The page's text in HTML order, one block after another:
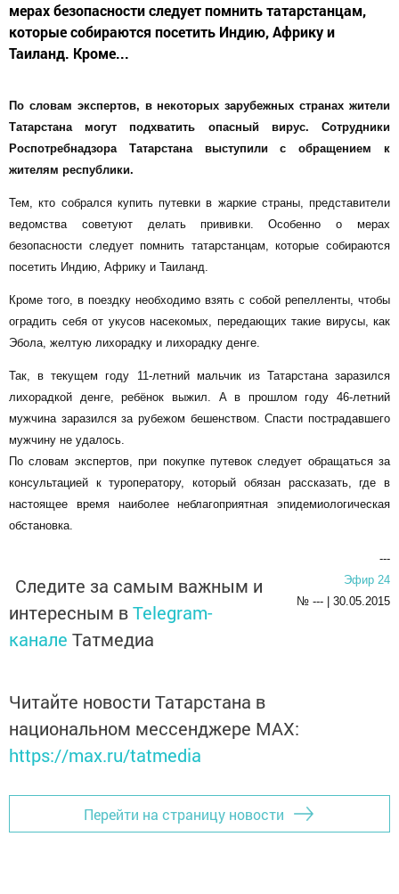
мерах безопасности следует помнить татарстанцам,
которые собираются посетить Индию, Африку и
Таиланд. Кроме...
По словам экспертов, в некоторых зарубежных странах жители
Татарстана могут подхватить опасный вирус. Сотрудники
Роспотребнадзора Татарстана выступили с обращением к
жителям республики.
Тем, кто собрался купить путевки в жаркие страны, представители
ведомства советуют делать прививки. Особенно о мерах
безопасности следует помнить татарстанцам, которые собираются
посетить Индию, Африку и Таиланд.
Кроме того, в поездку необходимо взять с собой репелленты, чтобы
оградить себя от укусов насекомых, передающих такие вирусы, как
Эбола, желтую лихорадку и лихорадку денге.
Так, в текущем году 11-летний мальчик из Татарстана заразился
лихорадкой денге, ребёнок выжил. А в прошлом году 46-летний
мужчина заразился за рубежом бешенством. Спасти пострадавшего
мужчину не удалось.
По словам экспертов, при покупке путевок следует обращаться за
консультацией к туроператору, который обязан рассказать, где в
настоящее время наиболее неблагоприятная эпидемиологическая
обстановка.
---
Эфир 24
№ --- | 30.05.2015
Следите за самым важным и
интересным вTelegram-
канале Татмедиа
Читайте новости Татарстана в
национальном мессенджере MАХ:
https://max.ru/tatmedia
Перейти на страницу новости